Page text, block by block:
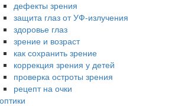
дефекты зрения
защита глаз от УФ-излучения
здоровье глаз
зрение и возраст
как сохранить зрение
коррекция зрения у детей
проверка остроты зрения
рецепт на очки